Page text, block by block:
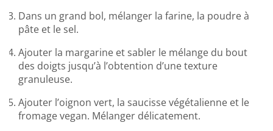
Dans un grand bol, mélanger la farine, la poudre à
pâte et le sel.
Ajouter la margarine et sabler le mélange du bout
des doigts jusqu’à l’obtention d’une texture
granuleuse.
Ajouter l’oignon vert, la saucisse végétalienne et le
fromage vegan. Mélanger délicatement.